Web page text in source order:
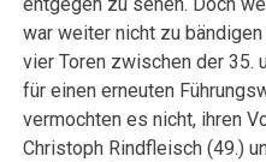
entgegen zu sehen. Doch
war weiter nicht zu
vier Toren zwischen der 35.
für einen erneuten
vermochten es nicht, ihren
Christoph Rindfleisch (49.)